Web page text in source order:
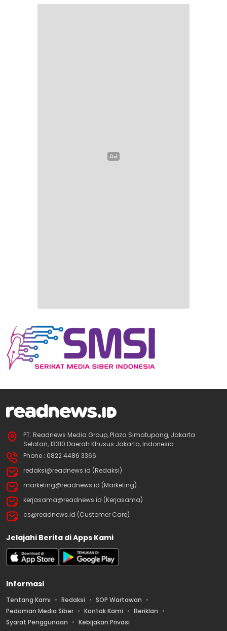
PT. Readnews Media Group, Plaza Simatupang, Jakarta
Selatan, 13310 Daerah Khusus Jakarta, Indonesia
Phone : 0822 4486 3366
redaksi@readnews.id (Redaksi)
marketing@readnews.id (Marketing)
kerjasama@readnews.id (Kerjasama)
cs@readnews.id (Customer Care)
Jelajahi Berita di Apps Kami
Informasi
Tentang Kami Redaksi
SOP Wartawan
Pedoman Media Siber
Kontak Kami
Beriklan
Syarat Penggunaan
Kebijakan Privasi